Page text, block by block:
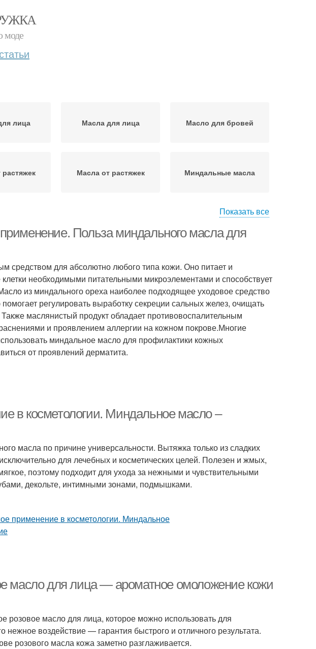
моде
статьи
лица Масла для лица Масло для бровей
Масла от растяжек Миндальные масла
Маски с розовым
маслом
Масла для кожи
прыщей Эфирное масло Касторовое масло
Камфорное масло Масло в косметологии
кожные
Масло для очищения
Показать все
Польза миндального масла для
средством для абсолютно любого типа кожи. Оно питает и
необходимыми питательными микроэлементами и способствует
из миндального ореха наиболее подходящее уходовое средство
регулировать выработку секреции сальных желез, очищать
маслянистый продукт обладает противовоспалительным
и проявлением аллергии на кожном покрове.Многие
миндальное масло для профилактики кожных
от проявлений дерматита.
в косметологии. Миндальное масло –
масла по причине универсальности. Вытяжка только из сладких
для лечебных и косметических целей. Полезен и жмых,
поэтому подходит для ухода за нежными и чувствительными
декольте, интимными зонами, подмышками.
масло для лица — ароматное омоложение кожи
розовое масло для лица, которое можно использовать для
воздействие — гарантия быстрого и отличного результата.
розового масла кожа заметно разглаживается.